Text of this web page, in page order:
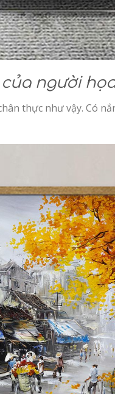
của người
thực như vậy. Có